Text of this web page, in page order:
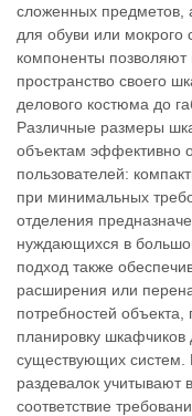
сложенных предметов,
для обуви или
компоненты позволяют
пространство своего
делового костюма до
Различные размеры
объектам эффективно
пользователей:
при минимальных
отделения
нуждающихся в
подход также
расширения или
потребностей
планировку
существующих систем.
раздевалок учитывают
соответствие